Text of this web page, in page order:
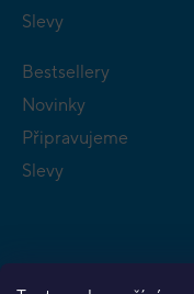
Slevy
Bestsellery
Novinky
Připravujeme
Slevy